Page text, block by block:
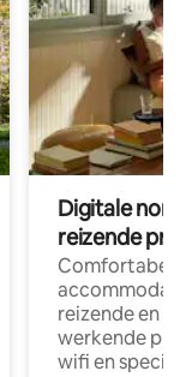
Digitale
reizende
Comfortabele
reizende en
werkende
wifi en